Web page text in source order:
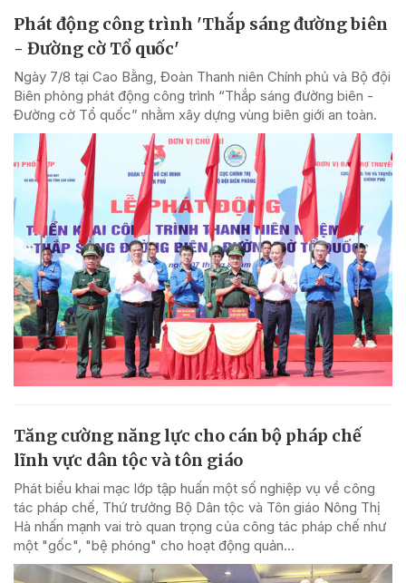
Phát động công trình 'Thắp sáng đường biên
- Đường cờ Tổ quốc'
Ngày 7/8 tại Cao Bằng, Đoàn Thanh niên Chính phủ và Bộ đội
Biên phòng phát động công trình “Thắp sáng đường biên -
Đường cờ Tổ quốc” nhằm xây dựng vùng biên giới an toàn.
Tăng cường năng lực cho cán bộ pháp chế
lĩnh vực dân tộc và tôn giáo
Phát biểu khai mạc lớp tập huấn một số nghiệp vụ về công
tác pháp chế, Thứ trưởng Bộ Dân tộc và Tôn giáo Nông Thị
Hà nhấn mạnh vai trò quan trọng của công tác pháp chế như
một "gốc", "bệ phóng" cho hoạt động quản...